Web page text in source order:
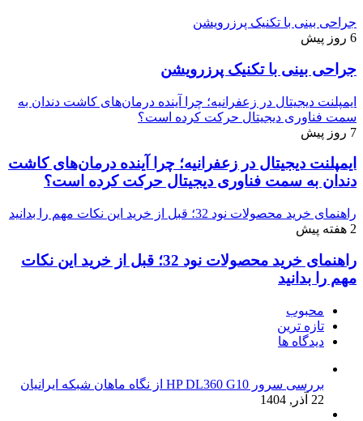
جراحی بینی با تکنیک پرزرویشن
6 روز پیش
جراحی بینی با تکنیک پرزرویشن
ایمپلنت دیجیتال در زعفرانیه؛ چرا آینده درمان‌های کاشت دندان به
سمت فناوری دیجیتال حرکت کرده است؟
7 روز پیش
ایمپلنت دیجیتال در زعفرانیه؛ چرا آینده درمان‌های کاشت
دندان به سمت فناوری دیجیتال حرکت کرده است؟
راهنمای خرید محصولات نود 32؛ قبل از خرید این نکات مهم را بدانید
2 هفته پیش
راهنمای خرید محصولات نود 32؛ قبل از خرید این نکات
مهم را بدانید
محبوب
تازه ترین
دیدگاه ها
بررسی سرور HP DL360 G10 از نگاه ماهان شبکه ایرانیان
22 آذر, 1404